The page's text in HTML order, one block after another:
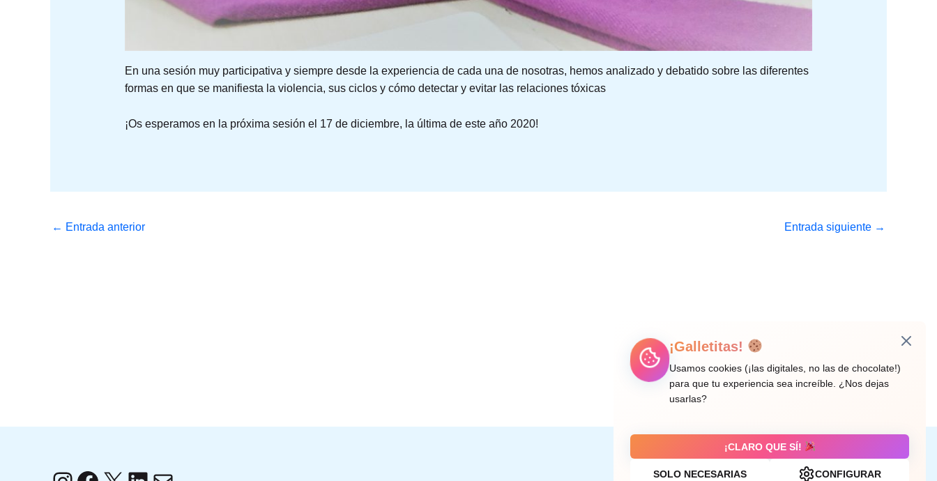
En una sesión muy participativa y siempre desde la experiencia de cada una de nosotras, hemos analizado y debatido sobre las diferentes
formas en que se manifiesta la violencia, sus ciclos y cómo detectar y evitar las relaciones tóxicas
¡Os esperamos en la próxima sesión el 17 de diciembre, la última de este año 2020!
← Entrada anterior Entrada siguiente →
Instagram
Facebook
X LinkedIn
Correo electrónico Aviso legal
¡Galletitas!
Usamos cookies (¡las digitales, no las de chocolate!)
para que tu experiencia sea increíble. ¿Nos dejas
usarlas?
¡CLARO QUE SÍ!
SOLO NECESARIAS CONFIGURAR